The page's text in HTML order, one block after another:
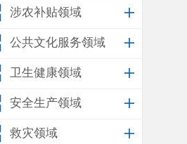
涉农补贴领域
公共文化服务领域
卫生健康领域
安全生产领域
救灾领域